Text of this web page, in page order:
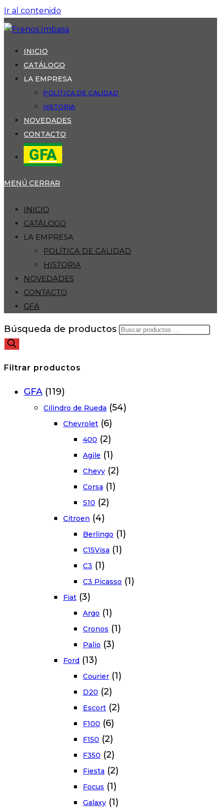
Ir al contenido
INICIO
CATÁLOGO
LA EMPRESA
POLÍTICA DE CALIDAD
HISTORIA
NOVEDADES
CONTACTO
GFA
MENÚ CERRAR
INICIO
CATÁLOGO
LA EMPRESA
POLÍTICA DE CALIDAD
HISTORIA
NOVEDADES
CONTACTO
GFA
Búsqueda de productos
Filtrar productos
GFA (119)
Cilindro de Rueda (54)
Chevrolet (6)
400 (2)
Agile (1)
Chevy (2)
Corsa (1)
S10 (2)
Citroen (4)
Berlingo (1)
C15Visa (1)
C3 (1)
C3 Picasso (1)
Fiat (3)
Argo (1)
Cronos (1)
Palio (3)
Ford (13)
Courier (1)
D20 (2)
Escort (2)
F100 (6)
F150 (2)
F350 (2)
Fiesta (2)
Focus (1)
Galaxy (1)